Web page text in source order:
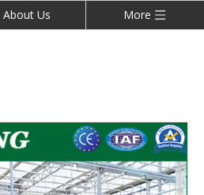
About Us More